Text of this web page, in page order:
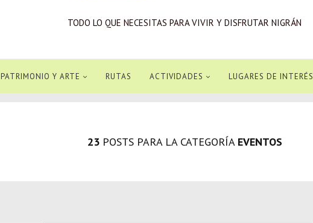
TODO LO QUE NECESITAS PARA VIVIR Y DISFRUTAR NIGRÁN
PATRIMONIO Y ARTE RUTAS ACTIVIDADES LUGARES DE INTERÉS
23POSTS PARA LA CATEGORÍA EVENTOS